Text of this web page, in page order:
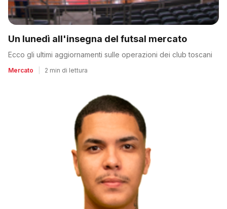
Un lunedì all'insegna del futsal mercato
Ecco gli ultimi aggiornamenti sulle operazioni dei club toscani
Mercato 2 min di lettura